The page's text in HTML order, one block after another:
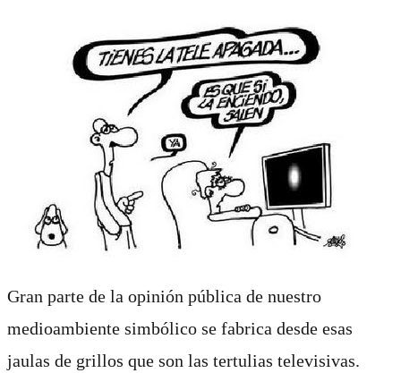
Gran parte de la opinión pública de nuestro
medioambiente simbólico se fabrica desde esas
jaulas de grillos que son las tertulias televisivas.